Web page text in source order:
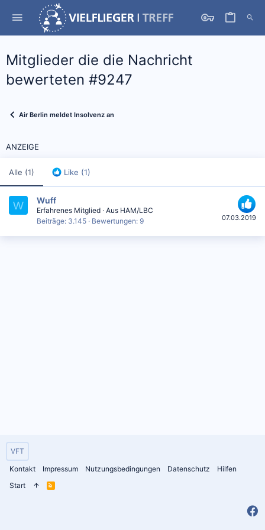
Mitglieder die die Nachricht
bewerteten #9247
Air Berlin meldet Insolvenz an
ANZEIGE
Alle (1) Like (1)
W
07.03.2019
Wuff
Erfahrenes Mitglied · Aus HAM/LBC
Beiträge 3.145 Bewertungen 9
VFT
Kontakt
Impressum Nutzungsbedingungen Datenschutz
Hilfen
Start
R